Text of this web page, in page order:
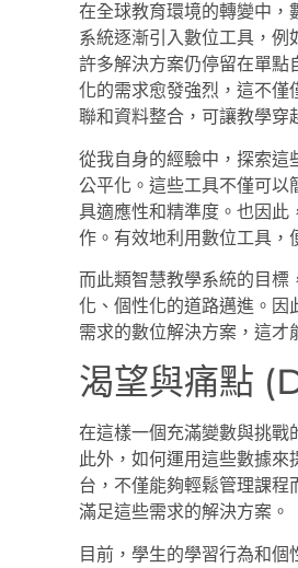
在全球教育環境的轉變中，
系統逐漸引入數位工具，
許多解決方案仍停留在單點
化的需求愈發強烈，這不僅
聯和資料整合，可讓教學穿
從我自身的經驗中，探索這
公平化。這些工具不僅可以
具適應性和精準度。也因此
作。有效地利用數位工具，
而此類智慧教學系統的目標
化、個性化的道路邁進。因
需求的數位解決方案，這才
渴望與痛點
在這樣一個充滿變數與挑戰
此外，如何運用這些數據
台，不僅能夠輕鬆管理課
滿足這些需求的解決方案。
目前，學生的學習行為和